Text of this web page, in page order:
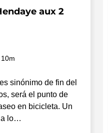
aux 2
sinónimo de fin del
será el punto de
en bicicleta. Un
a lo…